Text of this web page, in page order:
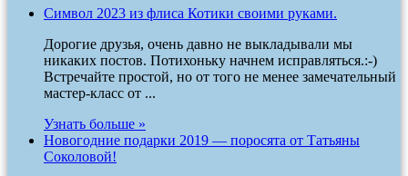
Символ 2023 из флиса Котики своими руками.
Дорогие друзья, очень давно не выкладывали мы
никаких постов. Потихоньку начнем исправляться.:-)
Встречайте простой, но от того не менее замечательный
мастер-класс от ...
Узнать больше »
Новогодние подарки 2019 — поросята от Татьяны
Соколовой!